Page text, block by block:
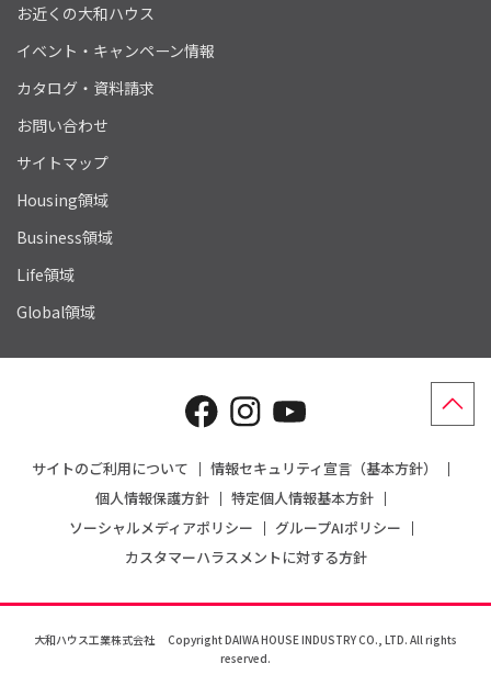
お近くの大和ハウス
イベント・キャンペーン情報
カタログ・資料請求
お問い合わせ
サイトマップ
Housing領域
Business領域
Life領域
Global領域
サイトのご利用について
情報セキュリティ宣言（基本方針）
個人情報保護方針
特定個人情報基本方針
ソーシャルメディアポリシー
グループAIポリシー
カスタマーハラスメントに対する方針
大和ハウス工業株式会社
Copyright DAIWA HOUSE INDUSTRY CO., LTD. All rights
reserved.